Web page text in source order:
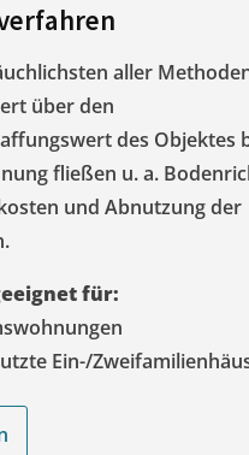
aller
über den
des Objektes
fließen u. a.
und Abnutzung der
für:
Ein-/